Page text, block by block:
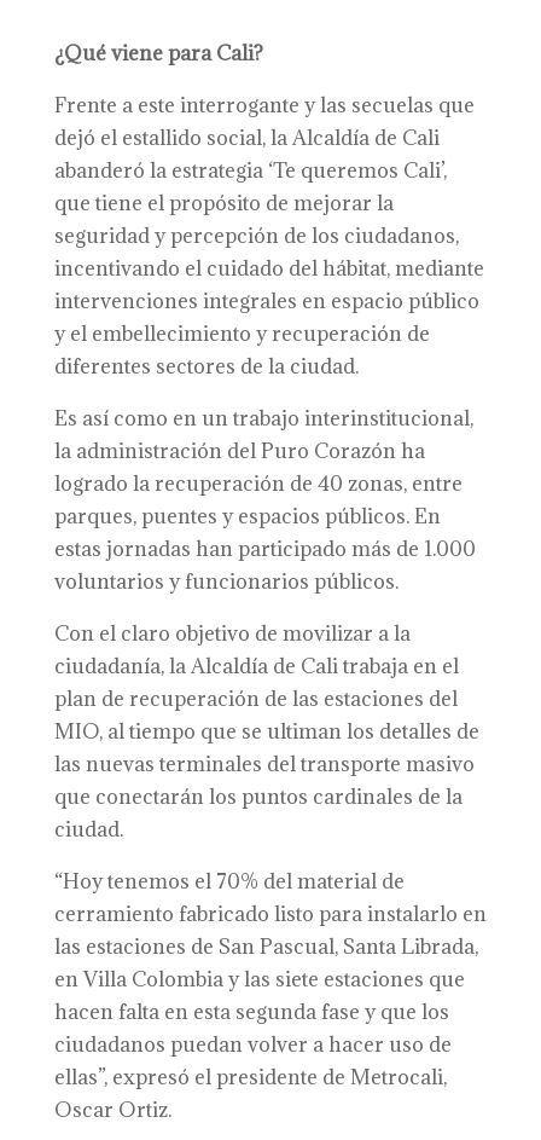
¿Qué viene para Cali?
Frente a este interrogante y las secuelas que
dejó el estallido social, la Alcaldía de Cali
abanderó la estrategia ‘Te queremos Cali’,
que tiene el propósito de mejorar la
seguridad y percepción de los ciudadanos,
incentivando el cuidado del hábitat, mediante
intervenciones integrales en espacio público
y el embellecimiento y recuperación de
diferentes sectores de la ciudad.
Es así como en un trabajo interinstitucional,
la administración del Puro Corazón ha
logrado la recuperación de 40 zonas, entre
parques, puentes y espacios públicos. En
estas jornadas han participado más de 1.000
voluntarios y funcionarios públicos.
Con el claro objetivo de movilizar a la
ciudadanía, la Alcaldía de Cali trabaja en el
plan de recuperación de las estaciones del
MIO, al tiempo que se ultiman los detalles de
las nuevas terminales del transporte masivo
que conectarán los puntos cardinales de la
ciudad.
“Hoy tenemos el 70% del material de
cerramiento fabricado listo para instalarlo en
las estaciones de San Pascual, Santa Librada,
en Villa Colombia y las siete estaciones que
hacen falta en esta segunda fase y que los
ciudadanos puedan volver a hacer uso de
ellas”, expresó el presidente de Metrocali,
Oscar Ortiz.